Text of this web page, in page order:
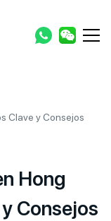
Clave y Consejos
Hong
Consejos